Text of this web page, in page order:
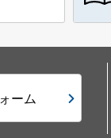
ーム